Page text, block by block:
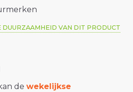
DUURZAAMHEID VAN DIT PRODUCT
de wekelijkse